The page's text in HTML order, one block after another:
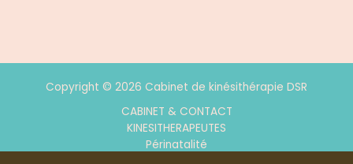
Copyright © 2026 Cabinet de kinésithérapie DSR
CABINET & CONTACT
KINESITHERAPEUTES
Périnatalité